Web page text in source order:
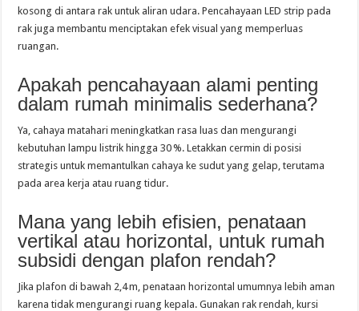
kosong di antara rak untuk aliran udara. Pencahayaan LED strip pada
rak juga membantu menciptakan efek visual yang memperluas
ruangan.
Apakah pencahayaan alami penting
dalam rumah minimalis sederhana?
Ya, cahaya matahari meningkatkan rasa luas dan mengurangi
kebutuhan lampu listrik hingga 30 %. Letakkan cermin di posisi
strategis untuk memantulkan cahaya ke sudut yang gelap, terutama
pada area kerja atau ruang tidur.
Mana yang lebih efisien, penataan
vertikal atau horizontal, untuk rumah
subsidi dengan plafon rendah?
Jika plafon di bawah 2,4 m, penataan horizontal umumnya lebih aman
karena tidak mengurangi ruang kepala. Gunakan rak rendah, kursi